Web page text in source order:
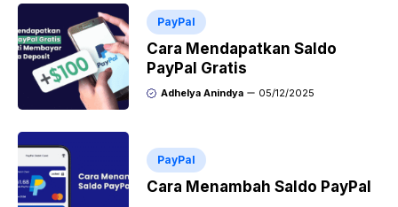
PayPal
Cara Mendapatkan Saldo
PayPal Gratis
Adhelya Anindya 05/12/2025
PayPal
Cara Menambah Saldo PayPal